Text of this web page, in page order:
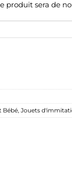
produit sera de
Bébé, Jouets